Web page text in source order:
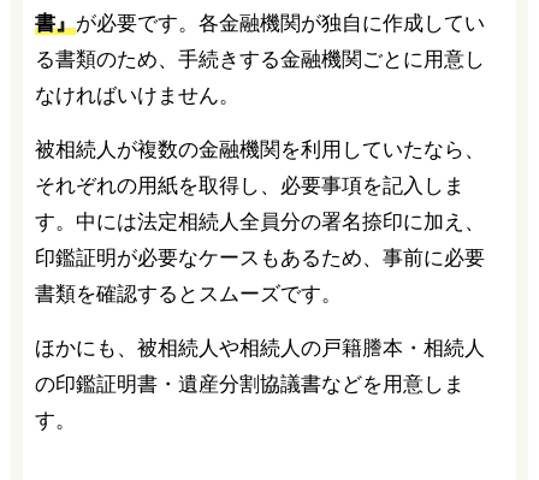
書』が必要です。各金融機関が独自に作成してい
る書類のため、手続きする金融機関ごとに用意し
なければいけません。
被相続人が複数の金融機関を利用していたなら、
それぞれの用紙を取得し、必要事項を記入しま
す。中には法定相続人全員分の署名捺印に加え、
印鑑証明が必要なケースもあるため、事前に必要
書類を確認するとスムーズです。
ほかにも、被相続人や相続人の戸籍謄本・相続人
の印鑑証明書・遺産分割協議書などを用意しま
す。